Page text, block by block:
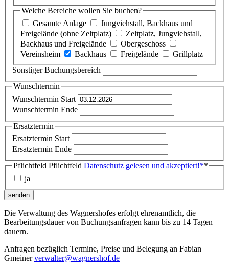
Welche Bereiche wollen Sie buchen?
Gesamte Anlage
Jungviehstall, Backhaus und
Freigelände (ohne Zeltplatz)
Zeltplatz, Jungviehstall,
Backhaus und Freigelände
Obergeschoss
Vereinsheim
Backhaus Freigelände
Grillplatz
Sonstiger Buchungsbereich
Wunschtermin
Wunschtermin Start
Wunschtermin Ende
Ersatztermin
Ersatztermin Start
Ersatztermin Ende
Pflichtfeld Pflichtfeld Datenschutz gelesen und akzeptiert!**
ja
senden
Die Verwaltung des Wagnershofes erfolgt ehrenamtlich, die
Bearbeitungsdauer von Buchungsanfragen kann bis zu 14 Tagen
dauern.
Anfragen bezüglich Termine, Preise und Belegung an Fabian
Gmeinerverwalter@wagnershof.de